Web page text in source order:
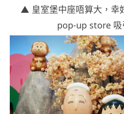
▲ 皇室堡中座唔算大，幸
pop-up store 吸